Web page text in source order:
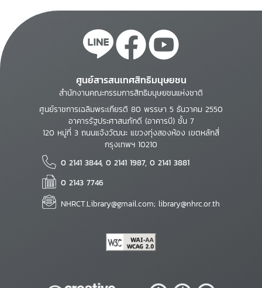
ศูนย์สารสนเทศสิทธิมนุษยชน
สำนักงานคณะกรรมการสิทธิมนุษยชนแห่งชาติ
ศูนย์ราชการเฉลิมพระเกียรติ 80 พรรษา 5 ธันวาคม 2550
อาคารรัฐประศาสนภักดี (อาคารบี) ชั้น 7
120 หมู่ที่ 3 ถนนแจ้งวัฒนะ แขวงทุ่งสองห้อง เขตหลักสี่
กรุงเทพฯ 10210
0 2141 3844, 0 2141 1987, 0 2141 3881
0 2143 7746
NHRCT.Library@gmail.com; library@nhrc.or.th